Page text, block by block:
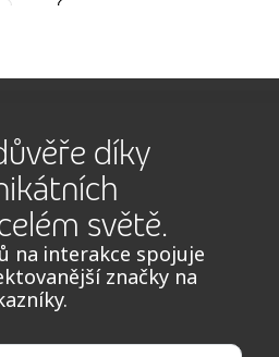
díky
světě.
na interakce spojuje
značky na